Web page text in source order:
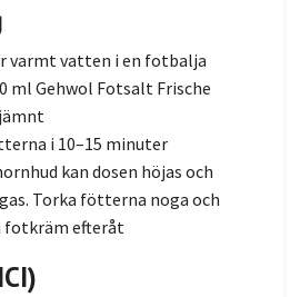
varmt vatten i en fotbalja
ml Gehwol Fotsalt Frische
i 10–15 minuter
kan dosen höjas och
Torka fötterna noga och
fotkräm efteråt